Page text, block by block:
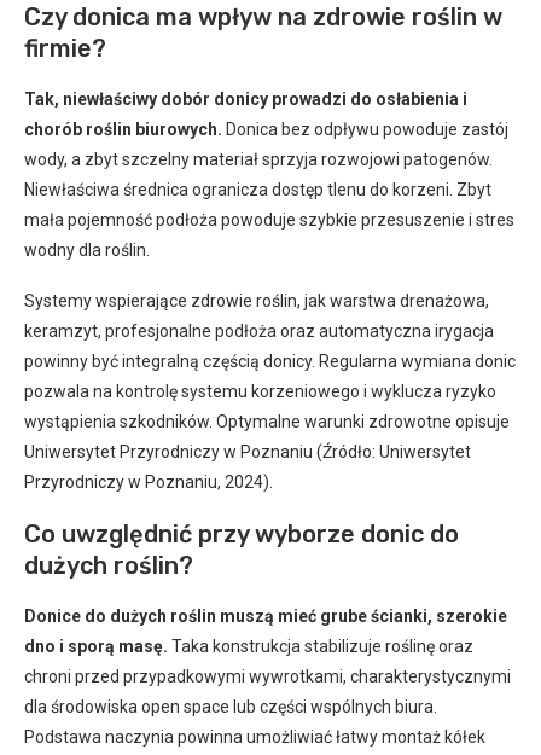
Czy donica ma wpływ na zdrowie roślin w
firmie?
Tak, niewłaściwy dobór donicy prowadzi do osłabienia i
chorób roślin biurowych. Donica bez odpływu powoduje zastój
wody, a zbyt szczelny materiał sprzyja rozwojowi patogenów.
Niewłaściwa średnica ogranicza dostęp tlenu do korzeni. Zbyt
mała pojemność podłoża powoduje szybkie przesuszenie i stres
wodny dla roślin.
Systemy wspierające zdrowie roślin, jak warstwa drenażowa,
keramzyt, profesjonalne podłoża oraz automatyczna irygacja
powinny być integralną częścią donicy. Regularna wymiana donic
pozwala na kontrolę systemu korzeniowego i wyklucza ryzyko
wystąpienia szkodników. Optymalne warunki zdrowotne opisuje
Uniwersytet Przyrodniczy w Poznaniu (Źródło: Uniwersytet
Przyrodniczy w Poznaniu, 2024).
Co uwzględnić przy wyborze donic do
dużych roślin?
Donice do dużych roślin muszą mieć grube ścianki, szerokie
dno i sporą masę. Taka konstrukcja stabilizuje roślinę oraz
chroni przed przypadkowymi wywrotkami, charakterystycznymi
dla środowiska open space lub części wspólnych biura.
Podstawa naczynia powinna umożliwiać łatwy montaż kółek